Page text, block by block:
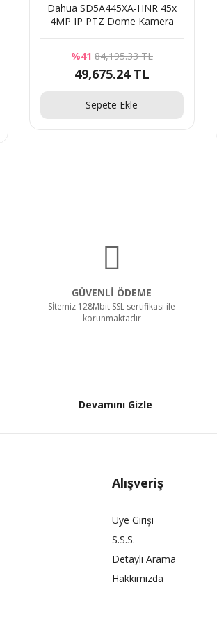
Dahua SD5A445XA-HNR 45x
4MP IP PTZ Dome Kamera
%41 84,195.33 TL
49,675.24 TL
Sepete Ekle
GÜVENLİ ÖDEME
Sİtemiz 128Mbit SSL sertifikası ile
korunmaktadır
Devamını Gizle
Alışveriş
Üye Girişi
S.S.S.
Detaylı Arama
Hakkımızda